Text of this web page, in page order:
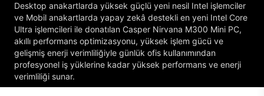
Desktop anakartlarda yüksek güçlü yeni nesil Intel işlemciler
ve Mobil anakartlarda yapay zekâ destekli en yeni Intel Core
Ultra işlemcileri ile donatılan Casper Nirvana M300 Mini PC,
akıllı performans optimizasyonu, yüksek işlem gücü ve
gelişmiş enerji verimliliğiyle günlük ofis kullanımından
profesyonel iş yüklerine kadar yüksek performans ve enerji
verimliliği sunar.